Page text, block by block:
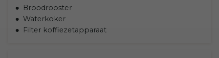
Broodrooster
Waterkoker
Filter koffiezetapparaat